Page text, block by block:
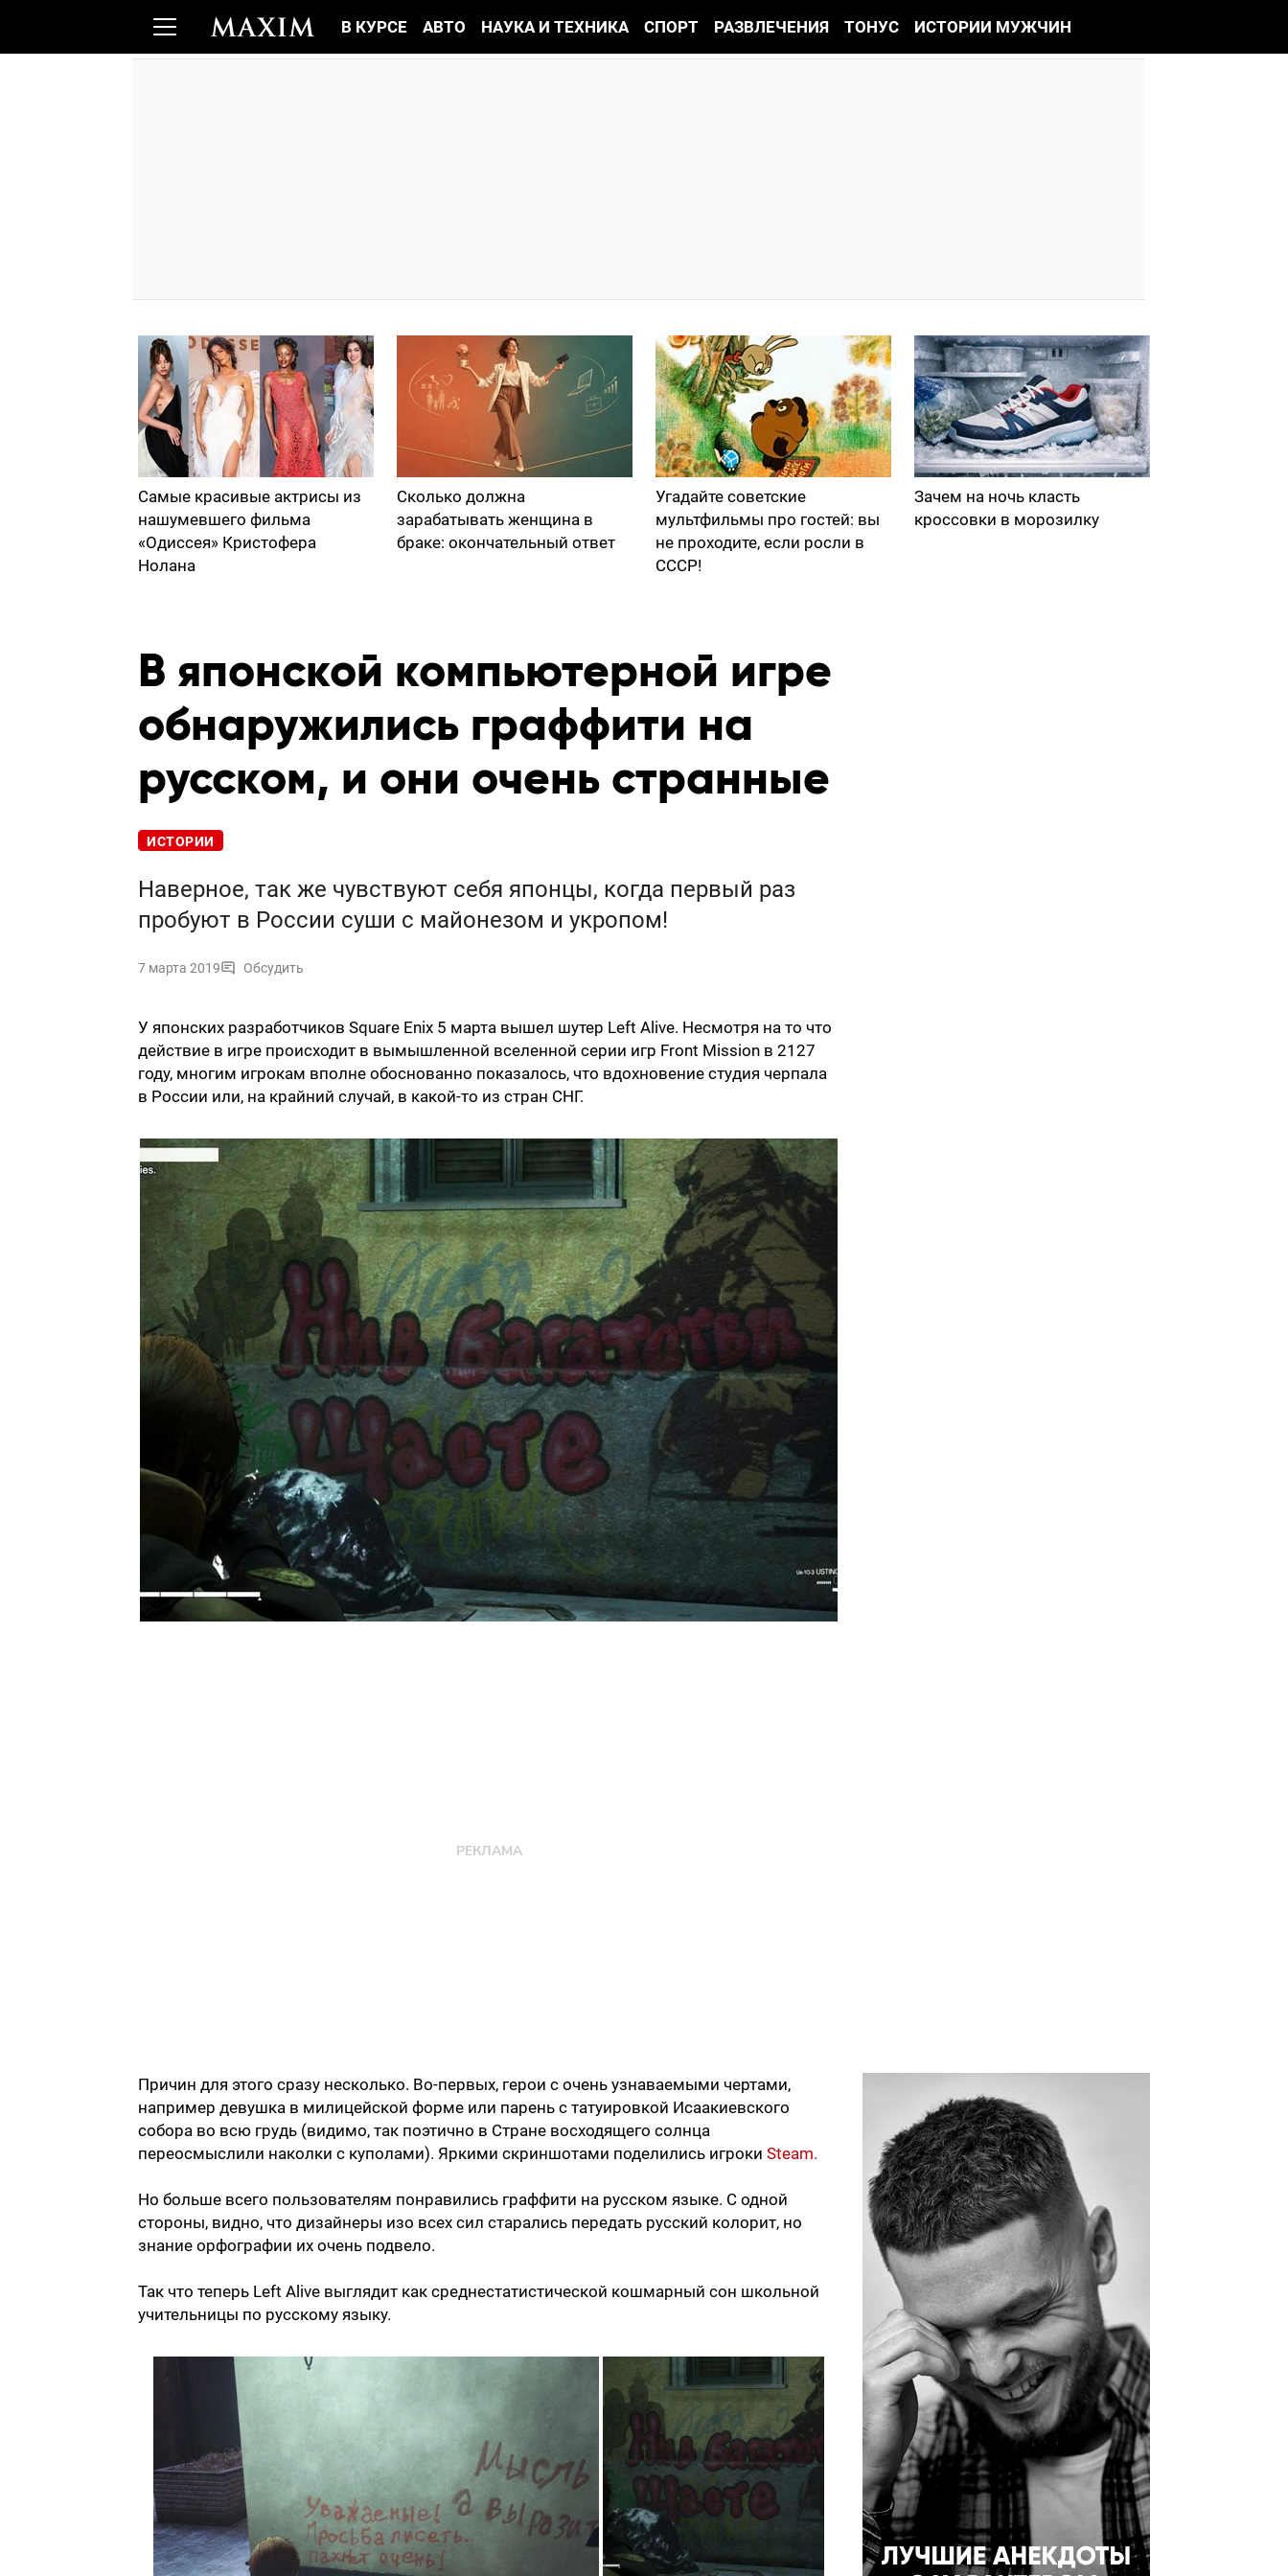
В КУРСЕ АВТО НАУКА И ТЕХНИКА СПОРТ РАЗВЛЕЧЕНИЯ ТОНУС ИСТОРИИ МУЖЧИН
Самые красивые актрисы из
нашумевшего фильма
«Одиссея» Кристофера
Нолана
Сколько должна
зарабатывать женщина в
браке: окончательный ответ
Угадайте советские
мультфильмы про гостей: вы
не проходите, если росли в
СССР!
Зачем на ночь класть
кроссовки в морозилку
В японской компьютерной игре
обнаружились граффити на
русском, и они очень странные
ИСТОРИИ
Наверное, так же чувствуют себя японцы, когда первый раз
пробуют в России суши с майонезом и укропом!
7 марта 2019 Обсудить
У японских разработчиков Square Enix 5 марта вышел шутер Left Alive. Несмотря на то что
действие в игре происходит в вымышленной вселенной серии игр Front Mission в 2127
году, многим игрокам вполне обоснованно показалось, что вдохновение студия черпала
в России или, на крайний случай, в какой-то из стран СНГ.
Причин для этого сразу несколько. Во-первых, герои с очень узнаваемыми чертами,
например девушка в милицейской форме или парень с татуировкой Исаакиевского
собора во всю грудь (видимо, так поэтично в Стране восходящего солнца
переосмыслили наколки с куполами). Яркими скриншотами поделились игроки Steam.
Но больше всего пользователям понравились граффити на русском языке. С одной
стороны, видно, что дизайнеры изо всех сил старались передать русский колорит, но
знание орфографии их очень подвело.
Так что теперь Left Alive выглядит как среднестатистической кошмарный сон школьной
учительницы по русскому языку.